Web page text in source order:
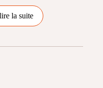
la suite